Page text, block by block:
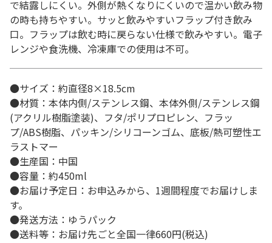
で結露しにくい。外側が熱くなりにくいので温かい飲み物
の時も持ちやすい。サッと飲みやすいフラップ付き飲み
口。フラップは飲む時に戻らない仕様で飲みやすい。電子
レンジや食洗機、冷凍庫での使用は不可。
●サイズ：約直径8×18.5cm
●材質：本体内側/ステンレス鋼、本体外側/ステンレス鋼
(アクリル樹脂塗装)、フタ/ポリプロピレン、フラッ
プ/ABS樹脂、パッキン/シリコーンゴム、底板/熱可塑性エ
ラストマー
●生産国：中国
●容量：約450ml
●お届け予定日：お申込みから、1週間程度でお届けしま
す。
●発送方法：ゆうパック
●送料等：お届け先ごと全国一律660円(税込)